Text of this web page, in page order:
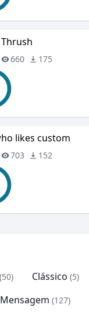
660 175
likes custom
703 152
(50) Clássico (5)
Mensagem (127)